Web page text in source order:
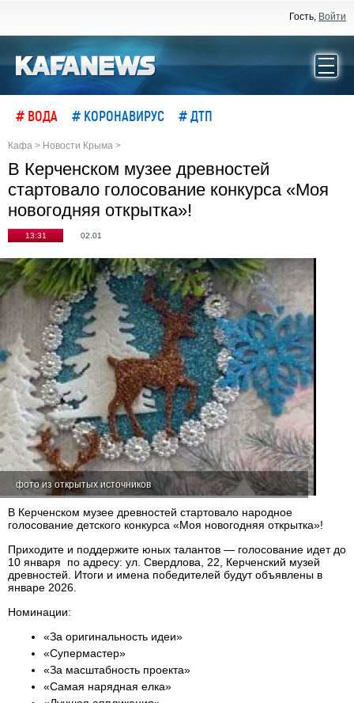
Гость, Войти
# ВОДА # КОРОНАВИРУС # ДТП
Кафа > Новости Крыма >
В Керченском музее древностей
стартовало голосование конкурса «Моя
новогодняя открытка»!
13:31 02.01
фото из открытых источников
В Керченском музее древностей стартовало народное
голосование детского конкурса «Моя новогодняя открытка»!
Приходите и поддержите юных талантов — голосование идет до
10 января по адресу: ул. Свердлова, 22, Керченский музей
древностей. Итоги и имена победителей будут объявлены в
январе 2026.
Номинации:
«За оригинальность идеи»
«Супермастер»
«За масштабность проекта»
«Самая нарядная елка»